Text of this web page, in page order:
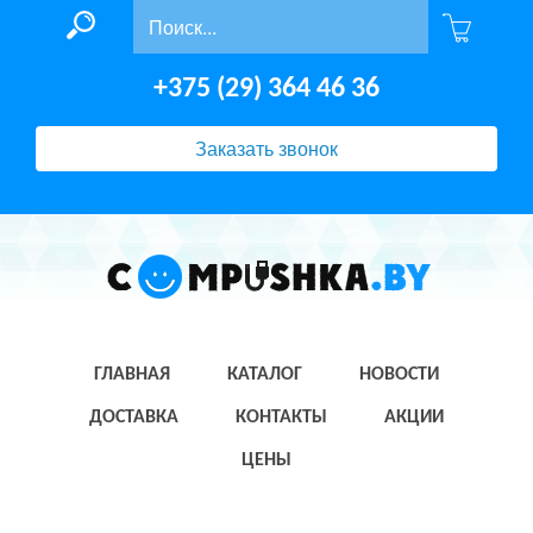
+375 (29) 364 46 36
Заказать звонок
ГЛАВНАЯ КАТАЛОГ НОВОСТИ
ДОСТАВКА КОНТАКТЫ АКЦИИ
ЦЕНЫ